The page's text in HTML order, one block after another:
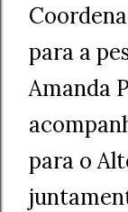
para a
Amanda
para o